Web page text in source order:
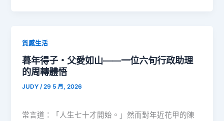
質感生活
暮年得子・父愛如山——一位六旬行政助理
的周轉體悟
JUDY/29 5 月, 2026
常言道：「人生七十才開始。」然而對年近花甲的陳